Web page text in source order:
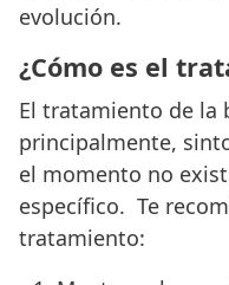
evolución.
¿Cómo es el
El tratamiento de la
principalmente,
el momento no
específico. Te
tratamiento: